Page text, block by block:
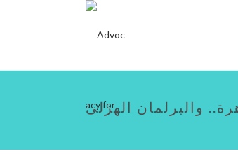
والبرلمان الهزلى